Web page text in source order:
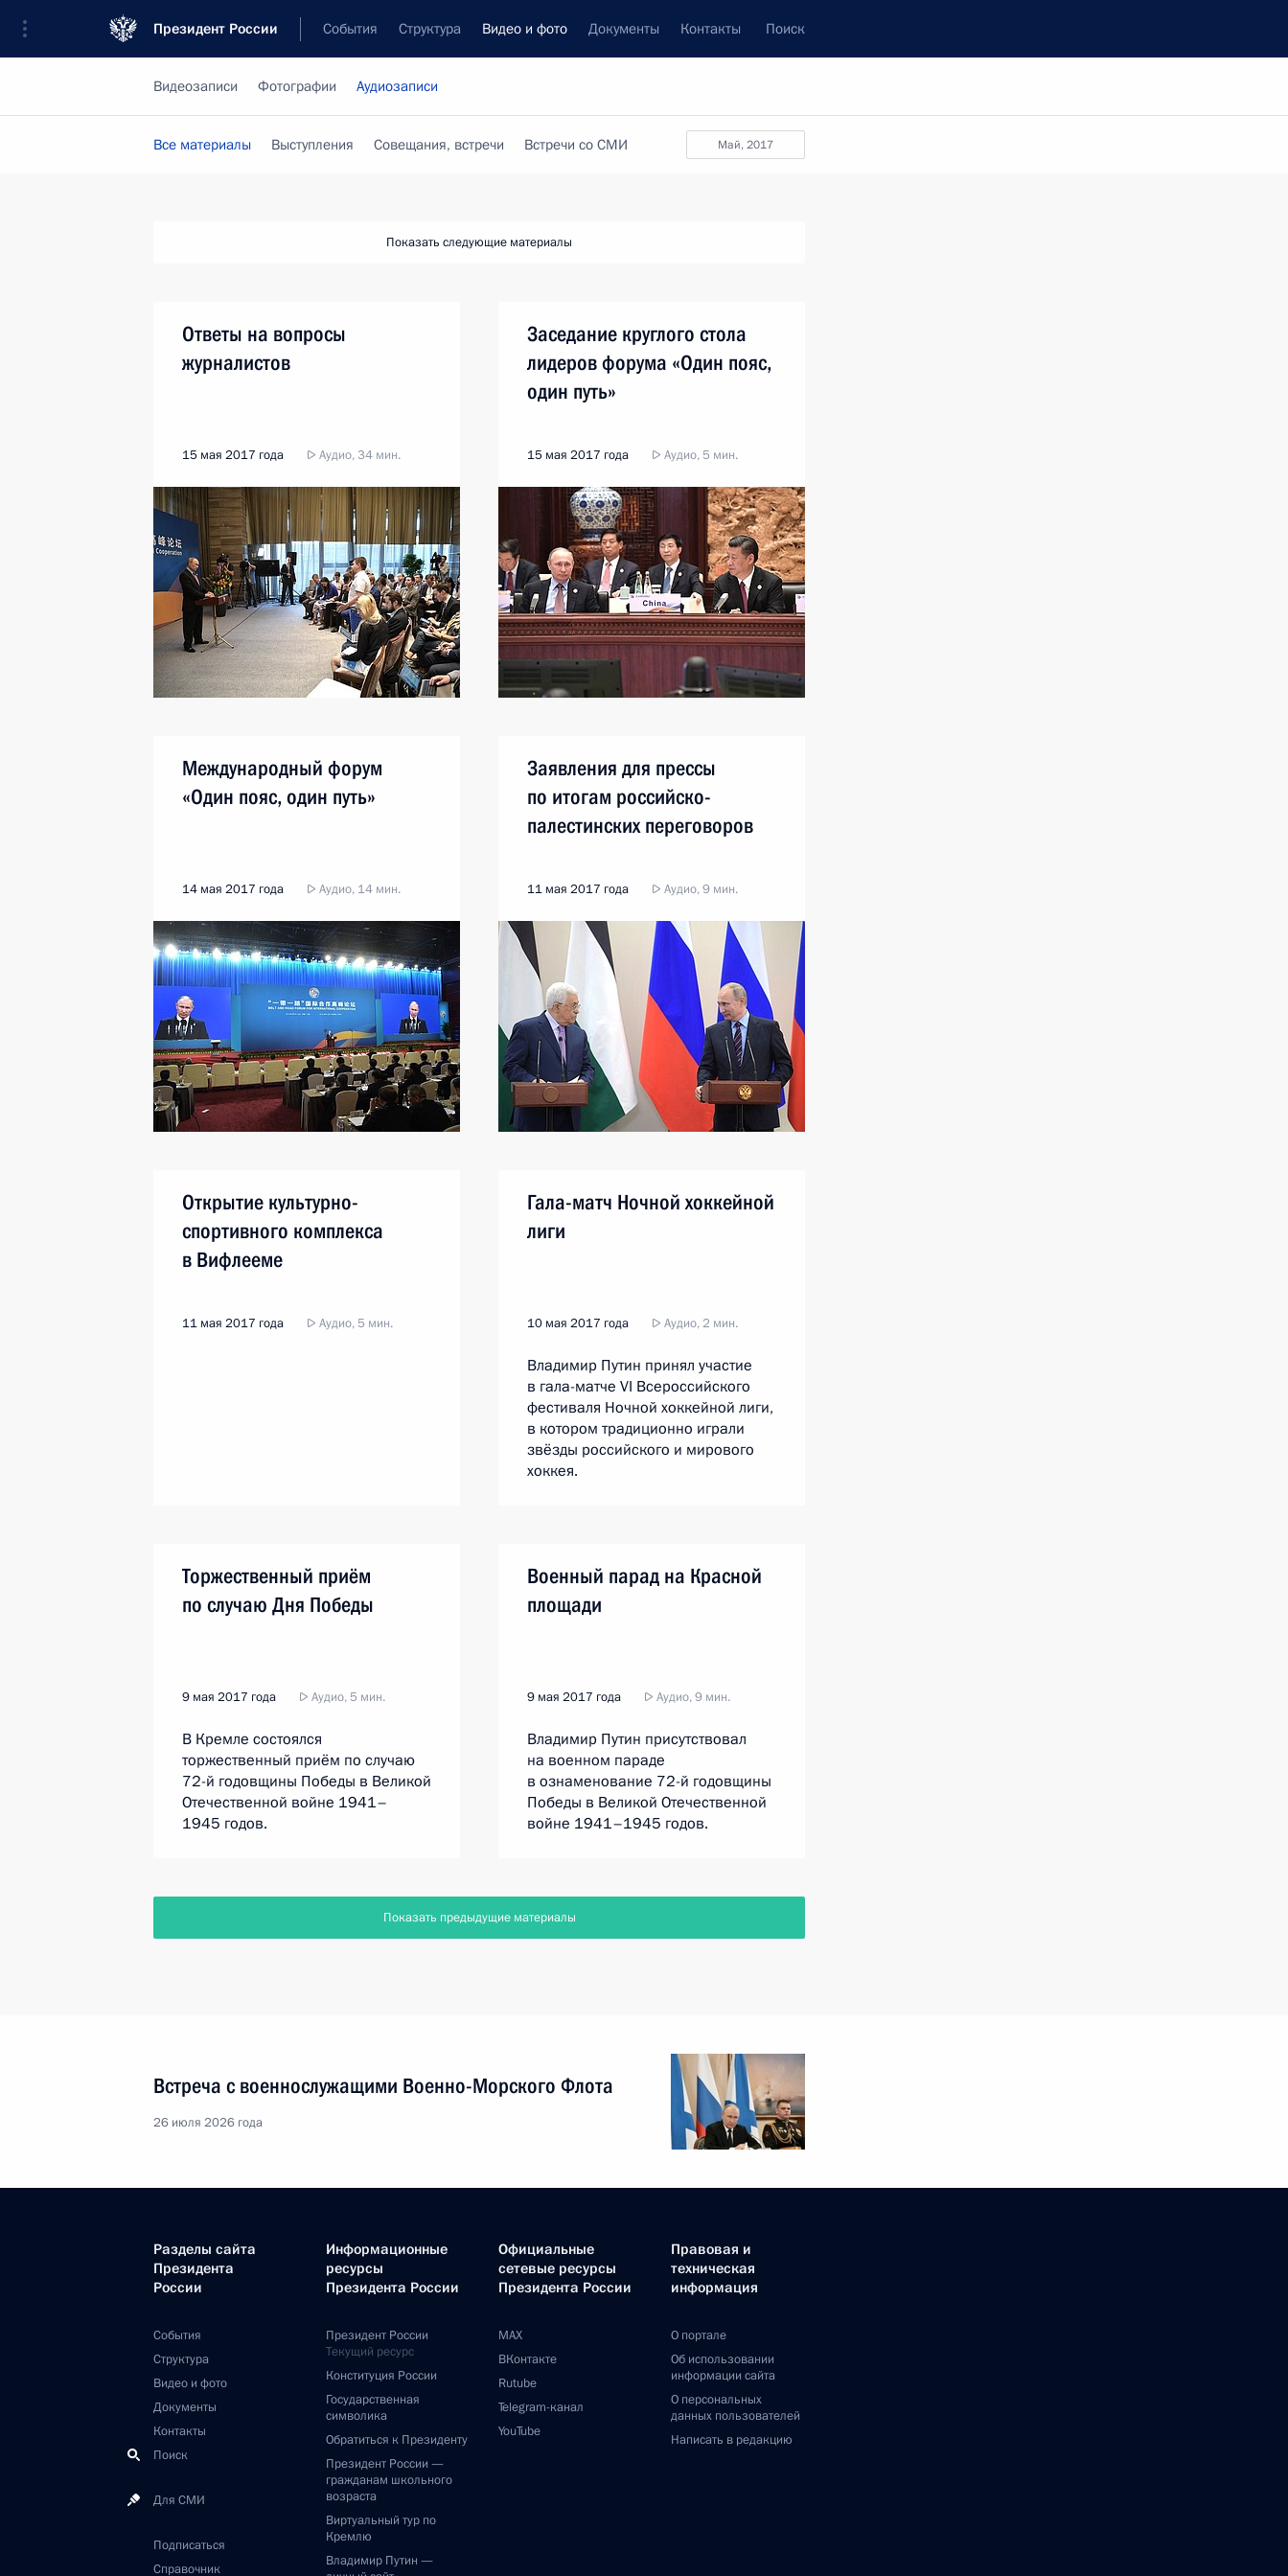
Президент России События Структура Видео и фото Документы Контакты Поиск
Видеозаписи Фотографии Аудиозаписи
май, 2017
Все материалы Выступления Совещания, встречи Встречи со СМИ
Показать следующие материалы
Ответы на вопросы
журналистов
15 мая 2017 года Аудио, 34 мин.
Заседание круглого стола
лидеров форума «Один пояс,
один путь»
15 мая 2017 года Аудио, 5 мин.
Международный форум
«Один пояс, один путь»
14 мая 2017 года Аудио, 14 мин.
Заявления для прессы
по итогам российско-
палестинских переговоров
11 мая 2017 года Аудио, 9 мин.
Открытие культурно-
спортивного комплекса
в Вифлееме
11 мая 2017 года Аудио, 5 мин.
Гала-матч Ночной хоккейной
лиги
10 мая 2017 года Аудио, 2 мин.
Владимир Путин принял участие
в гала-матче VI Всероссийского
фестиваля Ночной хоккейной лиги,
в котором традиционно играли
звёзды российского и мирового
хоккея.
Торжественный приём
по случаю Дня Победы
9 мая 2017 года Аудио, 5 мин.
В Кремле состоялся
торжественный приём по случаю
72-й годовщины Победы в Великой
Отечественной войне 1941–
1945 годов.
Военный парад на Красной
площади
9 мая 2017 года Аудио, 9 мин.
Владимир Путин присутствовал
на военном параде
в ознаменование 72-й годовщины
Победы в Великой Отечественной
войне 1941–1945 годов.
Показать предыдущие материалы
Встреча с военнослужащими Военно-Морского Флота
26 июля 2026 года
Разделы сайта
Президента
России
События
Структура
Видео и фото
Документы
Контакты
Поиск
Для СМИ
Подписаться
Справочник
Информационные
ресурсы
Президента России
Президент России
Текущий ресурс
Конституция России
Государственная
символика
Обратиться к Президенту
Президент России —
гражданам школьного
возраста
Виртуальный тур по
Кремлю
Владимир Путин —
Официальные
сетевые ресурсы
Президента России
MAX
ВКонтакте
Rutube
Telegram-канал
YouTube
Правовая и
техническая
информация
О портале
Об использовании
информации сайта
О персональных
данных пользователей
Написать в редакцию